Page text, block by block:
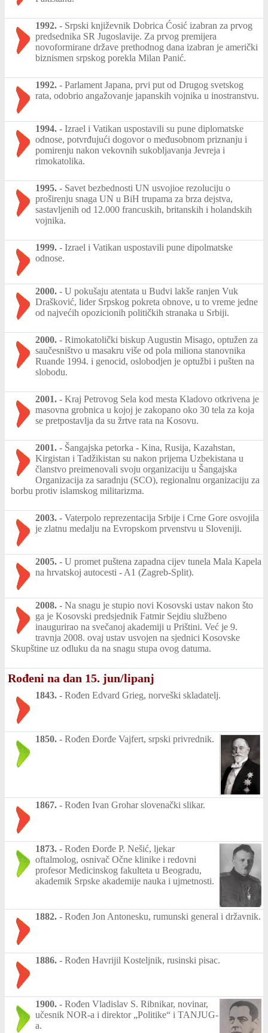
1992. - Srpski književnik Dobrica Ćosić izabran za prvog
predsednika SR Jugoslavije. Za prvog premijera
novoformirane države prethodnog dana izabran je američki
biznismen srpskog porekla Milan Panić.
1992. - Parlament Japana, prvi put od Drugog svetskog
rata, odobrio angažovanje japanskih vojnika u inostranstvu.
1994. - Izrael i Vatikan uspostavili su pune diplomatske
odnose, potvrđujući dogovor o međusobnom priznanju i
pomirenju nakon vekovnih sukobljavanja Jevreja i
rimokatolika.
1995. - Savet bezbednosti UN usvojioe rezoluciju o
proširenju snaga UN u BiH trupama za brza dejstva,
sastavljenih od 12.000 francuskih, britanskih i holandskih
vojnika.
1999. - Izrael i Vatikan uspostavili pune dipolmatske
odnose.
2000. - U pokušaju atentata u Budvi lakše ranjen Vuk
Drašković, lider Srpskog pokreta obnove, u to vreme jedne
od najvećih opozicionih političkih stranaka u Srbiji.
2000. - Rimokatolički biskup Augustin Misago, optužen za
saučesništvo u masakru više od pola miliona stanovnika
Ruande 1994. i genocid, oslobodjen je optužbi i pušten na
slobodu.
2001. - Kraj Petrovog Sela kod mesta Kladovo otkrivena je
masovna grobnica u kojoj je zakopano oko 30 tela za koja
se pretpostavlja da su žrtve rata na Kosovu.
2001. - Šangajska petorka - Kina, Rusija, Kazahstan,
Kirgistan i Tadžikistan su nakon prijema Uzbekistana u
članstvo preimenovali svoju organizaciju u Šangajska
Organizacija za saradnju (SCO), regionalnu organizaciju za
borbu protiv islamskog militarizma.
2003. - Vaterpolo reprezentacija Srbije i Crne Gore osvojila
je zlatnu medalju na Evropskom prvenstvu u Sloveniji.
2005. - U promet puštena zapadna cijev tunela Mala Kapela
na hrvatskoj autocesti - A1 (Zagreb-Split).
2008. - Na snagu je stupio novi Kosovski ustav nakon što
ga je Kosovski predsjednik Fatmir Sejdiu službeno
inaugurirao na svečanoj akademiji u Prištini. Već je 9.
travnja 2008. ovaj ustav usvojen na sjednici Kosovske
Skupštine uz odluku da na snagu stupa ovog datuma.
Rođeni na dan 15. jun/lipanj
1843. - Rođen Edvard Grieg, norveški skladatelj.
1850. - Rođen Đorđe Vajfert, srpski privrednik.
1867. - Rođen Ivan Grohar slovenački slikar.
1873. - Rođen Đorđe P. Nešić, ljekar
oftalmolog, osnivač Očne klinike i redovni
profesor Medicinskog fakulteta u Beogradu,
akademik Srpske akademije nauka i ujmetnosti.
1882. - Rođen Jon Antonesku, rumunski general i državnik.
1886. - Rođen Havrijil Kosteljnik, rusinski pisac.
1900. - Rođen Vladislav S. Ribnikar, novinar,
učesnik NOR-a i direktor „Politike“ i TANJUG-
a.